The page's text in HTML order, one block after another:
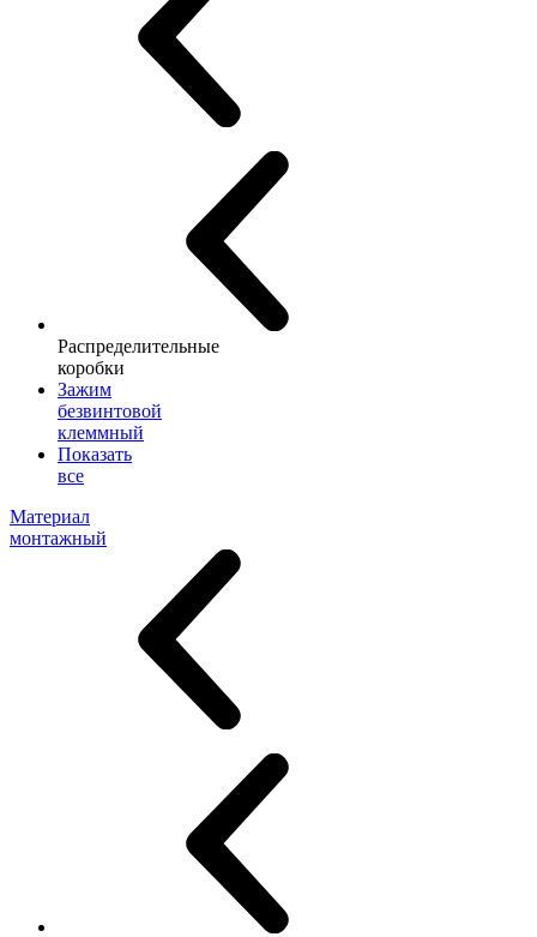
Распределительные
коробки
Зажим
безвинтовой
клеммный
Показать
все
Материал
монтажный